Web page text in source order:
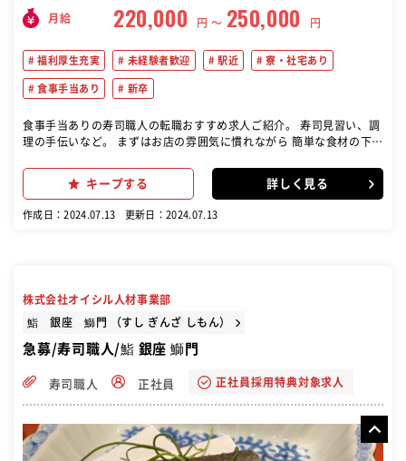
月給 220,000 円 〜 250,000 円
福利厚生充実 未経験者歓迎 駅近 寮・社宅あり
食事手当あり 新卒
食事手当ありの寿司職人の転職おすすめ求人ご紹介。 寿司見習い、調
理の手伝いなど。 まずはお店の雰囲気に慣れながら 簡単な食材の下準
理の調理から始まり、 徐々に握りの経験を積んで下さい。 丁寧に教え
ますので、本格江戸前寿司を イチから学びたい方、大歓迎です
キープする 詳しく見る
作成日：2024.07.13 更新日：2024.07.13
株式会社オイシル人材事業部
鮨 銀座 鰤門 （すし ぎんざ しもん）
急募/寿司職人/鮨 銀座 鰤門
寿司職人 正社員 正社員採用特典対象求人